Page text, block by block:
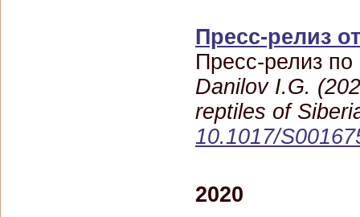
Пресс-релиз
Пресс-релиз по
Danilov I.G.
reptiles of
10.1017/
2020